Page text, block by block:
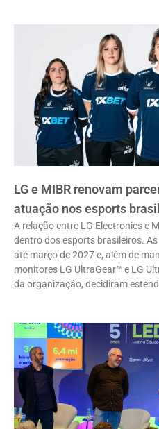
LG e MIBR renovam
atuação nos esports
A relação entre LG Electronics e
dentro dos esports brasileiros.
até março de 2027 e, além de
monitores LG UltraGear™ e LG
da organização, decidiram